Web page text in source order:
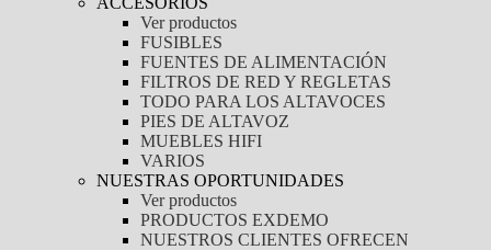
Ver productos
FUSIBLES
FUENTES DE ALIMENTACIÓN
FILTROS DE RED Y REGLETAS
TODO PARA LOS ALTAVOCES
PIES DE ALTAVOZ
MUEBLES HIFI
VARIOS
NUESTRAS OPORTUNIDADES
Ver productos
PRODUCTOS EXDEMO
NUESTROS CLIENTES OFRECEN